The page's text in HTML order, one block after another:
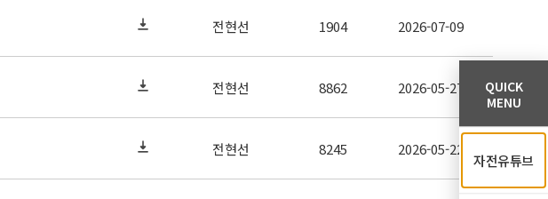
전현선 1904 2026-07-09
전현선 8862 2026-05-27
전현선 8245 2026-05-22
QUICK
MENU
자전유튜브